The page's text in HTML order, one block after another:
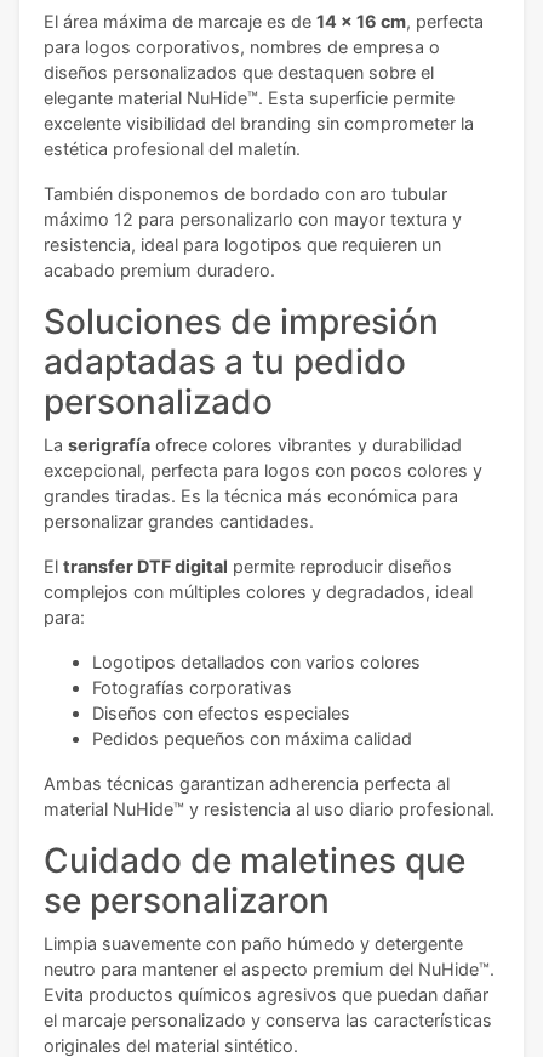
El área máxima de marcaje es de 14 x 16 cm, perfecta
para logos corporativos, nombres de empresa o
diseños personalizados que destaquen sobre el
elegante material NuHide™. Esta superficie permite
excelente visibilidad del branding sin comprometer la
estética profesional del maletín.
También disponemos de bordado con aro tubular
máximo 12 para personalizarlo con mayor textura y
resistencia, ideal para logotipos que requieren un
acabado premium duradero.
Soluciones de impresión
adaptadas a tu pedido
personalizado
La serigrafía ofrece colores vibrantes y durabilidad
excepcional, perfecta para logos con pocos colores y
grandes tiradas. Es la técnica más económica para
personalizar grandes cantidades.
El transfer DTF digital permite reproducir diseños
complejos con múltiples colores y degradados, ideal
para:
Logotipos detallados con varios colores
Fotografías corporativas
Diseños con efectos especiales
Pedidos pequeños con máxima calidad
Ambas técnicas garantizan adherencia perfecta al
material NuHide™ y resistencia al uso diario profesional.
Cuidado de maletines que
se personalizaron
Limpia suavemente con paño húmedo y detergente
neutro para mantener el aspecto premium del NuHide™.
Evita productos químicos agresivos que puedan dañar
el marcaje personalizado y conserva las características
originales del material sintético.